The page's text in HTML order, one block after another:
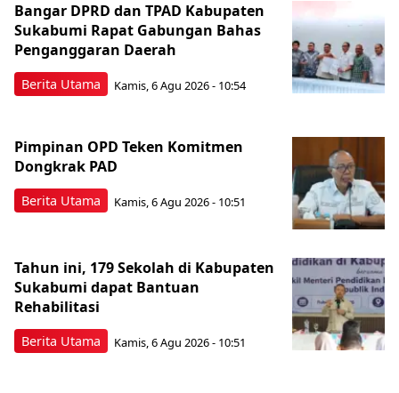
Berita Utama
Bangar DPRD dan TPAD Kabupaten
Sukabumi Rapat Gabungan Bahas
Penganggaran Daerah
Kamis, 6 Agu 2026 - 10:54
Berita Utama
Pimpinan OPD Teken Komitmen
Dongkrak PAD
Kamis, 6 Agu 2026 - 10:51
Berita Utama
Tahun ini, 179 Sekolah di Kabupaten
Sukabumi dapat Bantuan
Rehabilitasi
Kamis, 6 Agu 2026 - 10:51